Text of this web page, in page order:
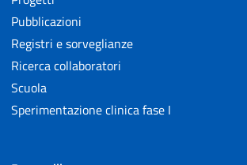
Pubblicazioni
Registri e sorveglianze
Ricerca collaboratori
Scuola
Sperimentazione clinica fase I